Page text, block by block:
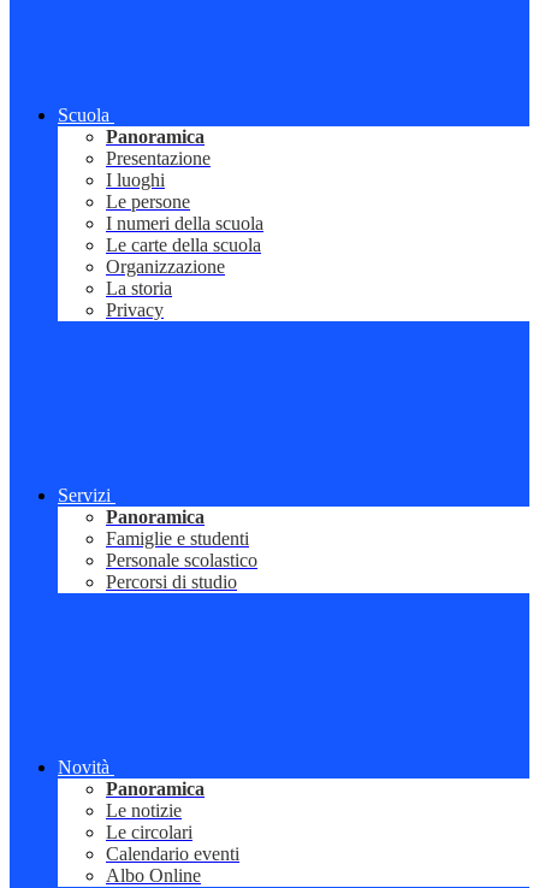
Scuola
Panoramica
Presentazione
I luoghi
Le persone
I numeri della scuola
Le carte della scuola
Organizzazione
La storia
Privacy
Servizi
Panoramica
Famiglie e studenti
Personale scolastico
Percorsi di studio
Novità
Panoramica
Le notizie
Le circolari
Calendario eventi
Albo Online